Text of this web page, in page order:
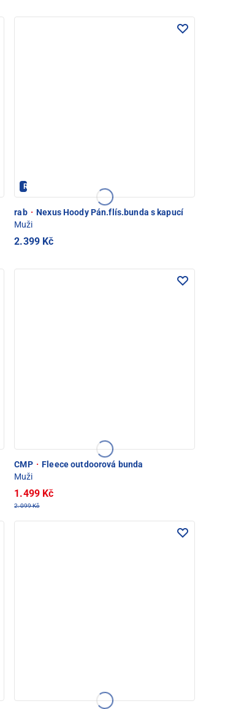
Rab - PEC POD SNĚŽKOU
rab · Nexus Hoody Pán.flís.bunda s kapucí
Muži
2.399 Kč
CMP · Fleece outdoorová bunda
Muži
1.499 Kč
2.099 Kč